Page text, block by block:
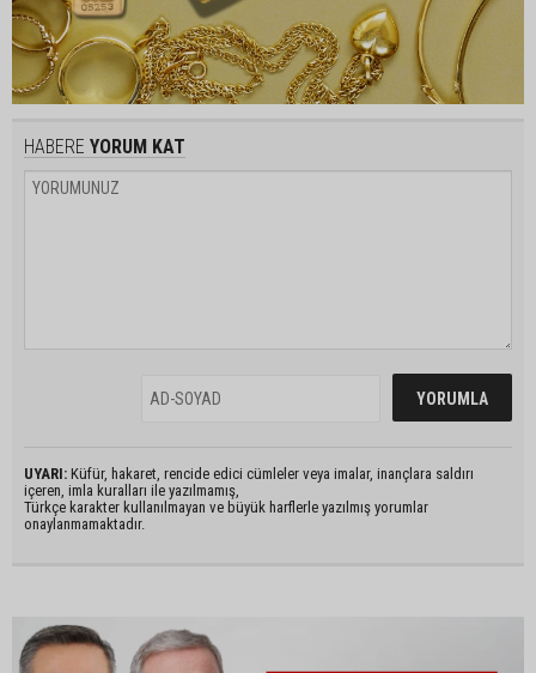
HABERE YORUM KAT
UYARI: Küfür, hakaret, rencide edici cümleler veya imalar, inançlara saldırı
içeren, imla kuralları ile yazılmamış,
Türkçe karakter kullanılmayan ve büyük harflerle yazılmış yorumlar
onaylanmamaktadır.